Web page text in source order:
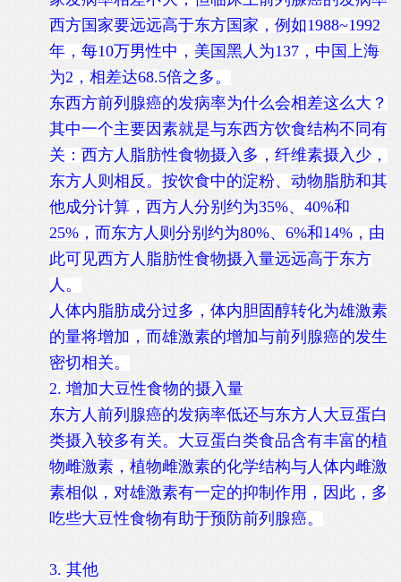
西方国家要远远高于东方国家，例如1988~1992
年，每10万男性中，美国黑人为137，中国上海
为2，相差达68.5倍之多。
东西方前列腺癌的发病率为什么会相差这么大？
其中一个主要因素就是与东西方饮食结构不同有
关：西方人脂肪性食物摄入多，纤维素摄入少，
东方人则相反。按饮食中的淀粉、动物脂肪和其
他成分计算，西方人分别约为35%、40%和
25%，而东方人则分别约为80%、6%和14%，由
此可见西方人脂肪性食物摄入量远远高于东方
人。
人体内脂肪成分过多，体内胆固醇转化为雄激素
的量将增加，而雄激素的增加与前列腺癌的发生
密切相关。
2. 增加大豆性食物的摄入量
东方人前列腺癌的发病率低还与东方人大豆蛋白
类摄入较多有关。大豆蛋白类食品含有丰富的植
物雌激素，植物雌激素的化学结构与人体内雌激
素相似，对雄激素有一定的抑制作用，因此，多
吃些大豆性食物有助于预防前列腺癌。
3. 其他